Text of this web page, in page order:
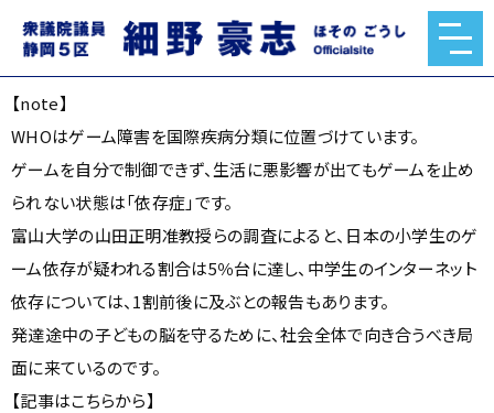
【note】
2026.06.19
【note】
WHOはゲーム障害を国際疾病分類に位置づけています。
ゲームを自分で制御できず、生活に悪影響が出てもゲームを止め
られない状態は「依存症」です。
富山大学の山田正明准教授らの調査によると、日本の小学生のゲ
ーム依存が疑われる割合は5％台に達し、中学生のインターネット
依存については、1割前後に及ぶとの報告もあります。
発達途中の子どもの脳を守るために、社会全体で向き合うべき局
面に来ているのです。
【記事はこちらから】